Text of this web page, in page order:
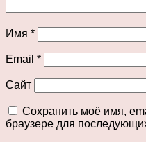
Имя *
Email *
Сайт
Сохранить моё имя,
браузере для